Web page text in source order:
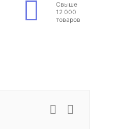
Свыше
12 000
товаров